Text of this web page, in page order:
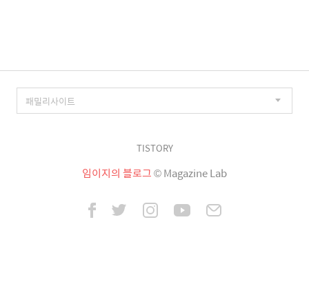
TISTORY
임이지의 블로그© Magazine Lab